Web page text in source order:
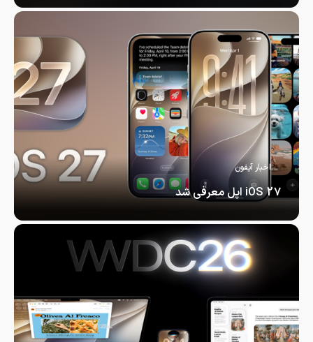
اخبار آیفون
iOS 27 اپل معرفی شد